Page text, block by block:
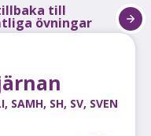
till
övningar
, SAMH, SH, SV, SVEN